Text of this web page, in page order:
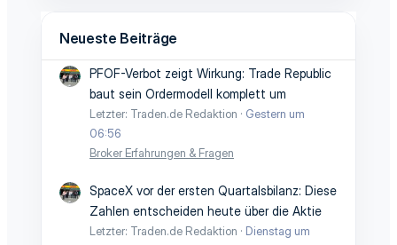
Neueste Beiträge
PFOF-Verbot zeigt Wirkung: Trade Republic
baut sein Ordermodell komplett um
Letzter: Traden.de Redaktion
Gestern um
06:56
Broker Erfahrungen & Fragen
SpaceX vor der ersten Quartalsbilanz: Diese
Zahlen entscheiden heute über die Aktie
Letzter: Traden.de Redaktion
Dienstag um